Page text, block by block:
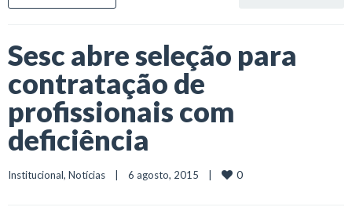
Sesc abre seleção para
contratação de
profissionais com
deficiência
Institucional, Notícias
    |    6 agosto, 2015    |
0